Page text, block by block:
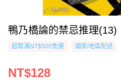
鴨乃橋論的禁忌推理(13)
超取滿NT$500免運 國家/地區配送
NT$128